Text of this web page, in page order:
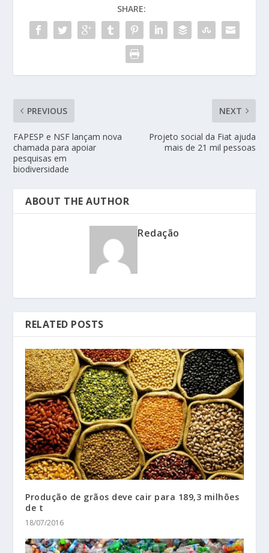
SHARE:
PREVIOUS
FAPESP e NSF lançam nova
chamada para apoiar
pesquisas em
biodiversidade
NEXT
Projeto social da Fiat ajuda
mais de 21 mil pessoas
ABOUT THE AUTHOR
Redação
RELATED POSTS
Produção de grãos deve cair para 189,3 milhões
de t
18/07/2016